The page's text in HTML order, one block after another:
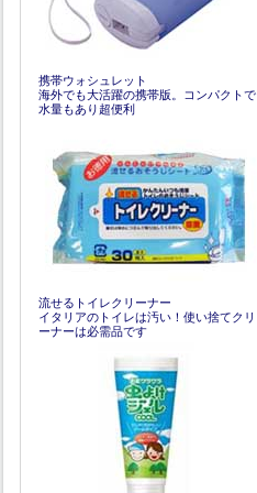
携帯ウォシュレット
海外でも大活躍の携帯版。コンパクトで
水量もあり超便利
流せるトイレクリーナー
イタリアのトイレは汚い！使い捨てクリ
ーナーは必需品です